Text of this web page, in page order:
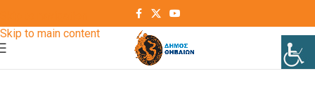
Skip to main content